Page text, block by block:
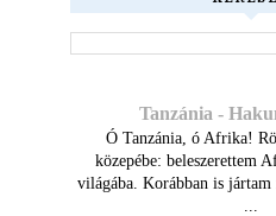
Tanzánia -
Ó Tanzánia, ó Afrika!
közepébe: beleszerettem
világába. Korábban is jártam
...